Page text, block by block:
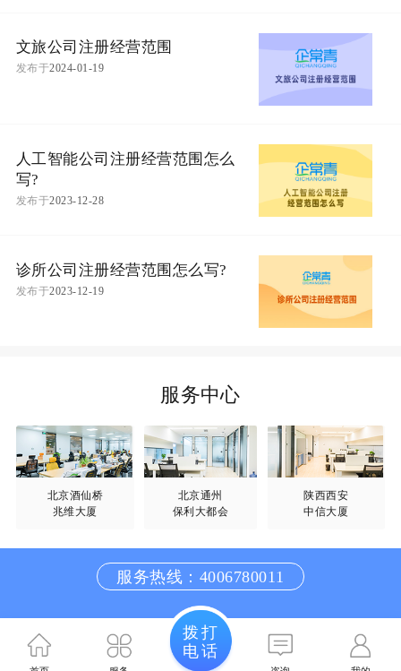
拨打
电话
文旅公司注册经营范围
发布于2024-01-19
人工智能公司注册经营范围怎么
写?
发布于2023-12-28
诊所公司注册经营范围怎么写?
发布于2023-12-19
服务中心
北京酒仙桥
兆维大厦
北京通州
保利大都会
陕西西安
中信大厦
服务热线：4006780011